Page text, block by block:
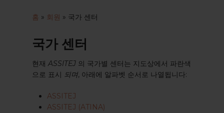
홈 » 회원 » 국가 센터
국가 센터
현재ASSITEJ 의 국가별 센터는 지도상에서 파란색
으로 표시 되며, 아래에 알파벳 순서로 나열됩니다:
ASSITEJ
ASSITEJ (ATINA)